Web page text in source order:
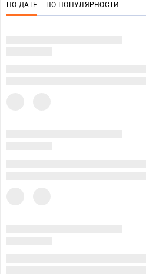
ПО ДАТЕ ПО ПОПУЛЯРНОСТИ